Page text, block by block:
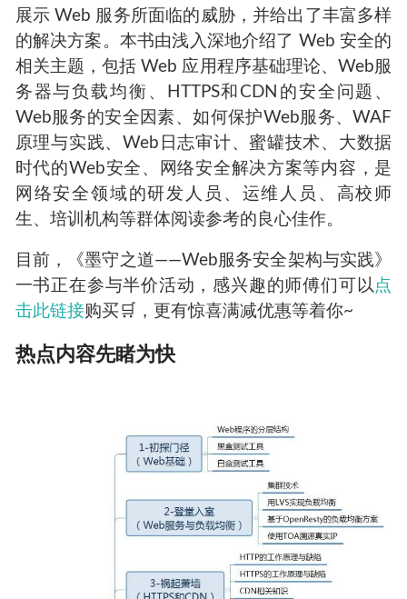
展示 Web 服务所面临的威胁，并给出了丰富多样
的解决方案。本书由浅入深地介绍了 Web 安全的
相关主题，包括 Web 应用程序基础理论、Web服
务器与负载均衡、
HTTPS和 CDN 的安全问题、
Web服务的安全因素、如何保护Web服务、WAF
原理与实践、Web 日志审计、蜜罐技术、大数据
时代的Web安全、网络安全解决方案等内容，是
网络安全领域的研发人员、运维人员、高校师
生、培训机构等群体阅读参考的良心佳作。
目前，《墨守之道——Web服务安全架构与实践》
一书正在参与半价活动，感兴趣的师傅们可以 点
击此链接购买🛒 ，更有惊喜满减优惠等着你~
热点内容先睹为快